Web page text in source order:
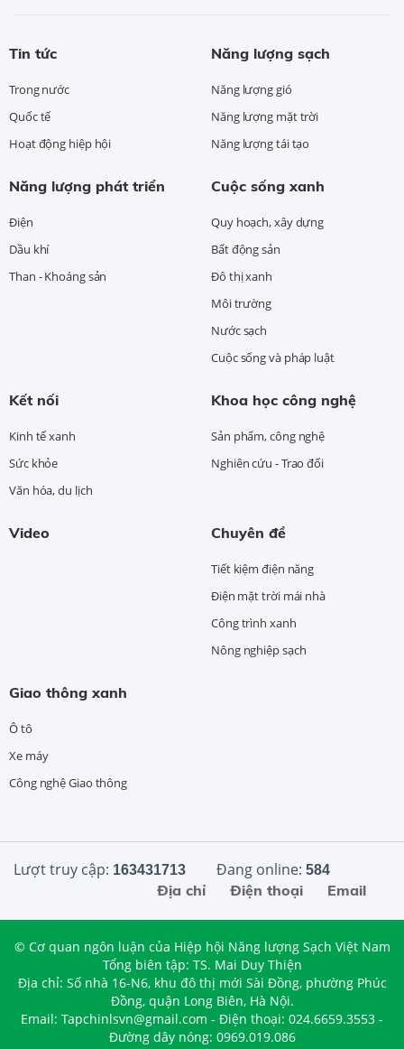
Tin tức
Trong nước
Quốc tế
Hoạt động hiệp hội
Năng lượng sạch
Năng lượng gió
Năng lượng mặt trời
Năng lượng tái tạo
Năng lượng phát triển
Điện
Dầu khí
Than - Khoáng sản
Cuộc sống xanh
Quy hoạch, xây dựng
Bất động sản
Đô thị xanh
Môi trường
Nước sạch
Cuộc sống và pháp luật
Kết nối
Kinh tế xanh
Sức khỏe
Văn hóa, du lịch
Khoa học công nghệ
Sản phẩm, công nghệ
Nghiên cứu - Trao đổi
Video Chuyên đề
Tiết kiệm điện năng
Điện mặt trời mái nhà
Công trình xanh
Nông nghiệp sạch
Giao thông xanh
Ô tô
Xe máy
Công nghệ Giao thông
Lượt truy cập: 163431713 Đang online: 584
Email
Điện thoại
Địa chỉ
© Cơ quan ngôn luận của Hiệp hội Năng lượng Sạch Việt Nam
Tổng biên tập: TS. Mai Duy Thiện
Địa chỉ: Số nhà 16-N6, khu đô thị mới Sài Đồng, phường Phúc
Đồng, quận Long Biên, Hà Nội.
Email: Tapchinlsvn@gmail.com - Điện thoại: 024.6659.3553 -
Đường dây nóng: 0969.019.086